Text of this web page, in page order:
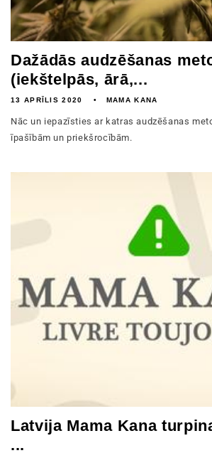
Dažādās audzēšanas
(iekštelpās, ārā,...
13 APRĪLIS 2020 MAMA KANA
Nāc un iepazīsties ar katras audzēšanas
īpašībām un priekšrocībām.
Latvija Mama Kana
...